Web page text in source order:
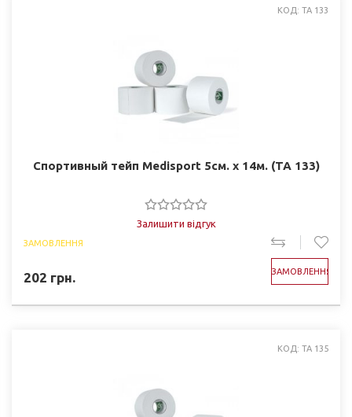
КОД: TA 133
Спортивный тейп Medisport 5см. х 14м. (TA 133)
Залишити відгук
ЗАМОВЛЕННЯ
202 грн. ЗАМОВЛЕННЯ
КОД: TA 135